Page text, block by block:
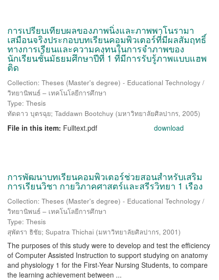
การเปรียบเทียบผลของภาพนิ่งและภาพพาโนรามา
เสมือนจริงประกอบบทเรียนคอมพิวเตอร์ที่มีผลสัมฤทธิ์
ทางการเรียนและความคงทนในการจำภาพของ
นักเรียนชั้นมัธยมศึกษาปีที่ 1 ที่มีการรับรู้ภาพแบบแฮพ
ติด
Collection: Theses (Master's degree) - Educational Technology /
วิทยานิพนธ์ – เทคโนโลยีการศึกษา
Type: Thesis
ทัดดาว บุตรฉุย; Taddawn Bootchuy (มหาวิทยาลัยศิลปากร, 2005)
File in this item: Fulltext.pdf download
การพัฒนาบทเรียนคอมพิวเตอร์ช่วยสอนสำหรับเสริม
การเรียนวิชา กายวิภาคศาสตร์และสรีรวิทยา 1 เรือง
Collection: Theses (Master's degree) - Educational Technology /
วิทยานิพนธ์ – เทคโนโลยีการศึกษา
Type: Thesis
สุพัตรา ธิชัย; Supatra Thichai (มหาวิทยาลัยศิลปากร, 2001)
The purposes of this study were to develop and test the efficiency
of Computer Assisted Instruction to support studying on anatomy
and physiology 1 for the First-Year Nursing Students, to compare
the learning achievement between ...